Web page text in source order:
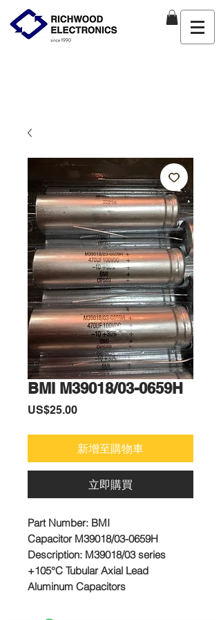
BMI M39018/03-0659H
US$25.00價
新增至購物車
立即購買
Part Number: BMI
Capacitor M39018/03-0659H
Description: M39018/03 series
+105°C Tubular Axial Lead
Aluminum Capacitors